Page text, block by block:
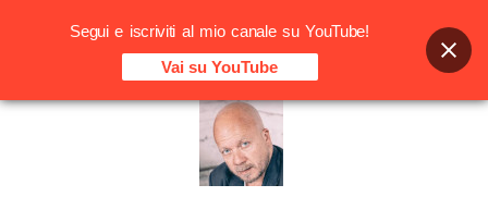
Vai
Segui e iscriviti al mio canale su YouTube!
Vai su YouTube